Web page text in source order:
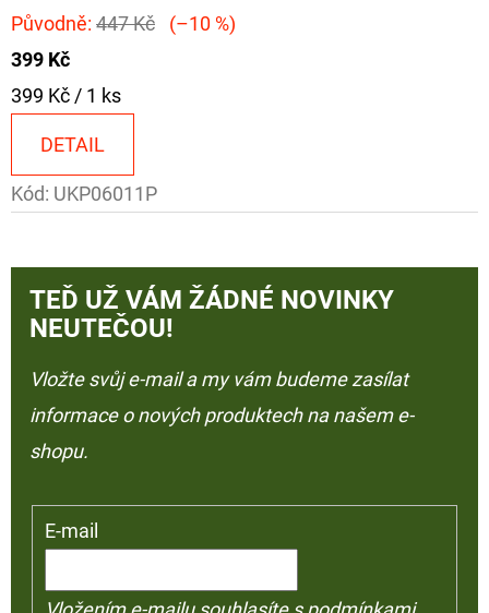
Původně: 447 Kč
(–10 %)
399 Kč
Měrná
399 Kč / 1 ks
DETAIL
Kód: UKP06011P
TEĎ UŽ VÁM ŽÁDNÉ NOVINKY
NEUTEČOU!
Vložte svůj e-mail a my vám budeme zasílat
informace o nových produktech na našem e-
shopu.
E-mail